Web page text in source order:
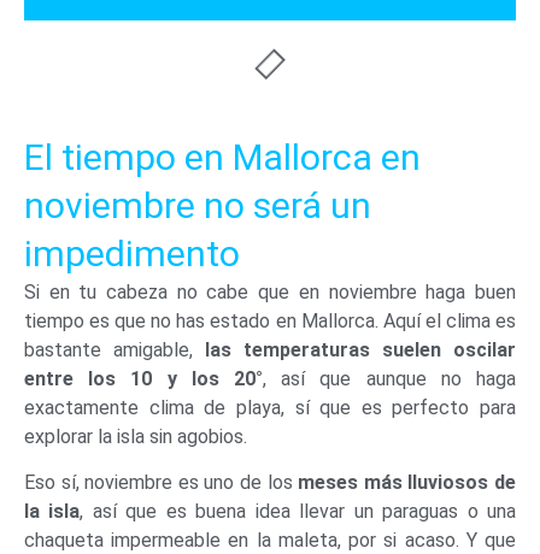
El tiempo en Mallorca en
noviembre no será un
impedimento
Si en tu cabeza no cabe que en noviembre haga buen
tiempo es que no has estado en Mallorca. Aquí el clima es
bastante amigable, las temperaturas suelen oscilar
entre los 10 y los 20°, así que aunque no haga
exactamente clima de playa, sí que es perfecto para
explorar la isla sin agobios.
Eso sí, noviembre es uno de los meses más lluviosos de
la isla, así que es buena idea llevar un paraguas o una
chaqueta impermeable en la maleta, por si acaso. Y que